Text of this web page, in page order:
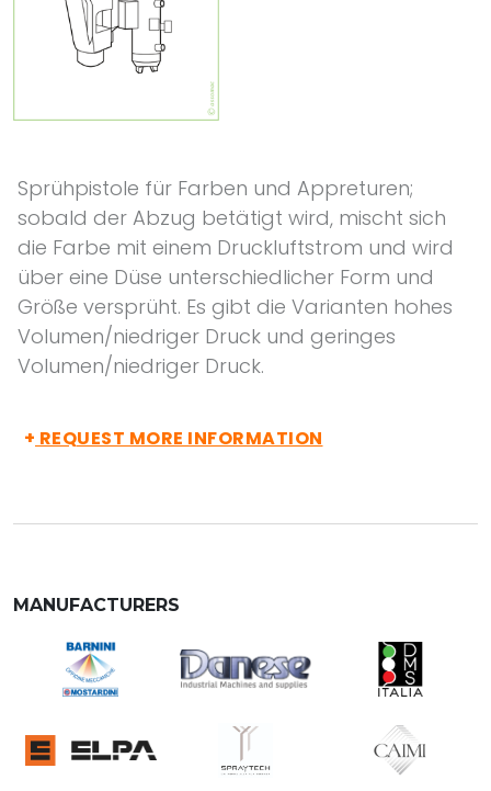
Sprühpistole für Farben und Appreturen;
sobald der Abzug betätigt wird, mischt sich
die Farbe mit einem Druckluftstrom und wird
über eine Düse unterschiedlicher Form und
Größe versprüht. Es gibt die Varianten hohes
Volumen/niedriger Druck und geringes
Volumen/niedriger Druck.
+ REQUEST MORE INFORMATION
MANUFACTURERS